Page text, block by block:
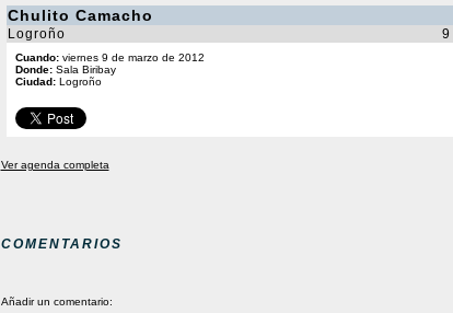
Chulito Camacho
Logroño 9
Cuando:viernes 9 de marzo de 2012
Donde:Sala Biribay
Ciudad:Logroño
Ver agenda completa
COMENTARIOS
Añadir un comentario: